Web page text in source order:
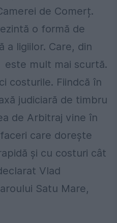
de Comerț.
o formă de
a ligiilor. Care, din
mult mai scurtă.
costurile. Fiindcă în
judiciară de timbru
de Arbitraj vine în
care dorește
și cu costuri cât
Vlad
Satu Mare,